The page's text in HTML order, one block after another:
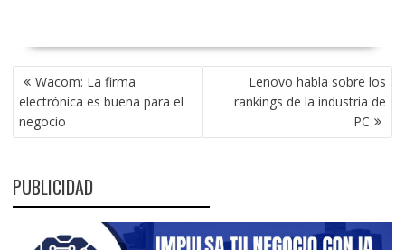
NAVEGACIÓN
DE
ENTRADAS
Wacom: La firma
electrónica es buena para el
negocio
Lenovo habla sobre los
rankings de la industria de
PC
PUBLICIDAD